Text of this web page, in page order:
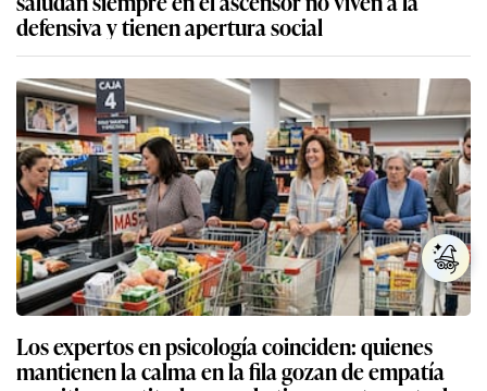
defensiva y tienen apertura social
Los expertos en psicología coinciden: quienes
mantienen la calma en la fila gozan de empatía